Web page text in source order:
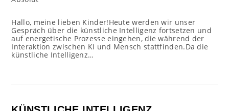
Hallo, meine lieben Kinder!Heute werden wir unser
Gespräch über die künstliche Intelligenz fortsetzen und
auf energetische Prozesse eingehen, die während der
Interaktion zwischen KI und Mensch stattfinden.Da die
künstliche Intelligenz…